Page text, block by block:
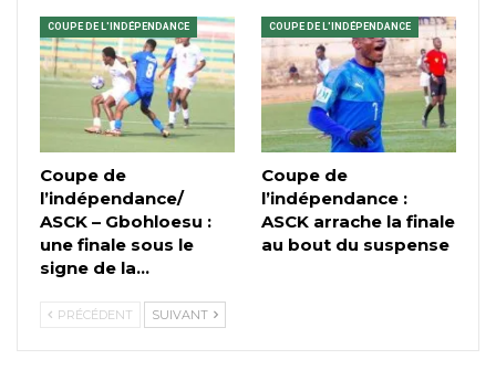
COUPE DE L'INDÉPENDANCE
Coupe de
l’indépendance/
ASCK – Gbohloesu :
une finale sous le
signe de la…
COUPE DE L'INDÉPENDANCE
Coupe de
l’indépendance :
ASCK arrache la finale
au bout du suspense
PRÉCÉDENT SUIVANT